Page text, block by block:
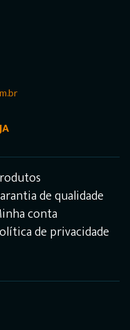
de qualidade
conta
de privacidade